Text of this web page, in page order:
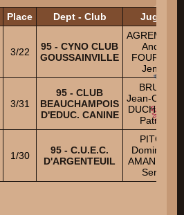
Place Dept - Club Juges
3/22
95 - CYNO CLUB
GOUSSAINVILLE
AGREMONT
André
FOURNEL
Jenny
3/31
95 - CLUB
BEAUCHAMPOIS
D'EDUC. CANINE
BRUEL
Jean-Claude
DUCHENNE
Patrice
1/30
95 - C.U.E.C.
D'ARGENTEUIL
PITON
Dominique
AMANDOLA
Serge